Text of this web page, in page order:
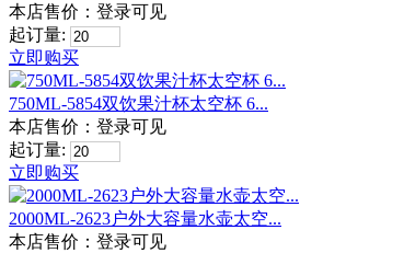
本店售价： 登录可见
起订量:
立即购买
750ML-5854双饮果汁杯太空杯 6...
本店售价： 登录可见
起订量:
立即购买
2000ML-2623户外大容量水壶太空...
本店售价： 登录可见